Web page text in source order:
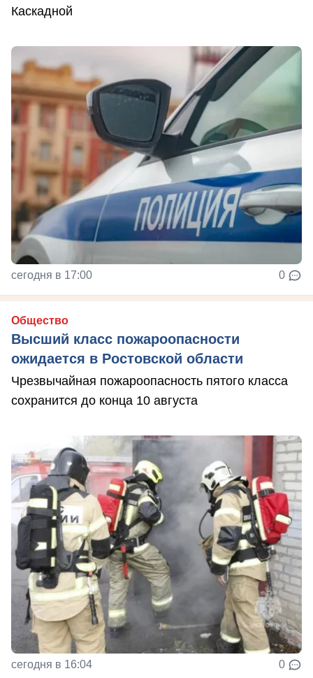
Каскадной
сегодня в 17:00 0
Общество
Высший класс пожароопасности
ожидается в Ростовской области
Чрезвычайная пожароопасность пятого класса
сохранится до конца 10 августа
сегодня в 16:04 0